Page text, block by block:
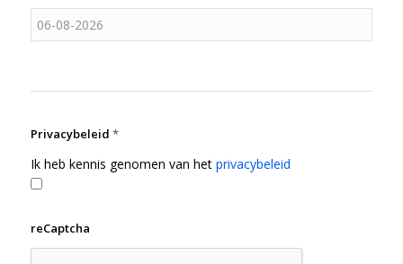
Privacybeleid *
Ik heb kennis genomen van het privacybeleid
reCaptcha